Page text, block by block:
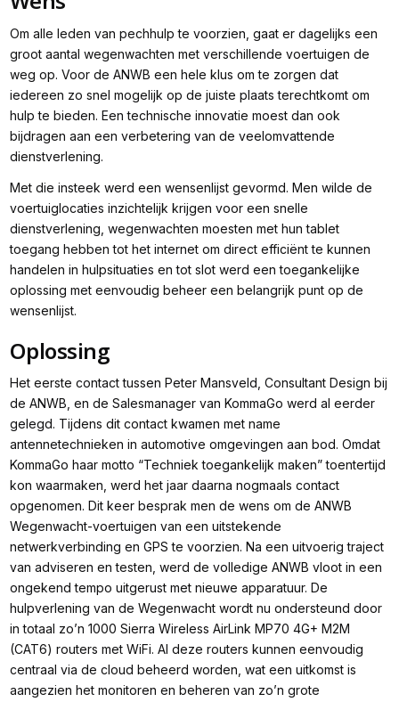
Om alle leden van pechhulp te voorzien, gaat er dagelijks een
groot aantal wegenwachten met verschillende voertuigen de
weg op. Voor de ANWB een hele klus om te zorgen dat
iedereen zo snel mogelijk op de juiste plaats terechtkomt om
hulp te bieden. Een technische innovatie moest dan ook
bijdragen aan een verbetering van de veelomvattende
dienstverlening.
Met die insteek werd een wensenlijst gevormd. Men wilde de
voertuiglocaties inzichtelijk krijgen voor een snelle
dienstverlening, wegenwachten moesten met hun tablet
toegang hebben tot het internet om direct efficiënt te kunnen
handelen in hulpsituaties en tot slot werd een toegankelijke
oplossing met eenvoudig beheer een belangrijk punt op de
wensenlijst.
Oplossing
Het eerste contact tussen Peter Mansveld, Consultant Design bij
de ANWB, en de Salesmanager van KommaGo werd al eerder
gelegd. Tijdens dit contact kwamen met name
antennetechnieken in automotive omgevingen aan bod. Omdat
KommaGo haar motto “Techniek toegankelijk maken” toentertijd
kon waarmaken, werd het jaar daarna nogmaals contact
opgenomen. Dit keer besprak men de wens om de ANWB
Wegenwacht-voertuigen van een uitstekende
netwerkverbinding en GPS te voorzien. Na een uitvoerig traject
van adviseren en testen, werd de volledige ANWB vloot in een
ongekend tempo uitgerust met nieuwe apparatuur. De
hulpverlening van de Wegenwacht wordt nu ondersteund door
in totaal zo’n 1000 Sierra Wireless AirLink MP70 4G+ M2M
(CAT6) routers met WiFi. Al deze routers kunnen eenvoudig
centraal via de cloud beheerd worden, wat een uitkomst is
aangezien het monitoren en beheren van zo’n grote